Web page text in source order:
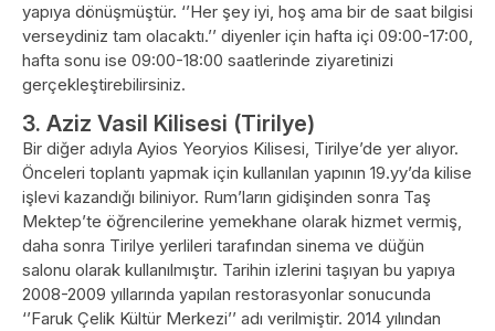
yapıya dönüşmüştür. ‘’Her şey iyi, hoş ama bir de saat bilgisi
verseydiniz tam olacaktı.’’ diyenler için hafta içi 09:00-17:00,
hafta sonu ise 09:00-18:00 saatlerinde ziyaretinizi
gerçekleştirebilirsiniz.
3. Aziz Vasil Kilisesi (Tirilye)
Bir diğer adıyla Ayios Yeoryios Kilisesi, Tirilye’de yer alıyor.
Önceleri toplantı yapmak için kullanılan yapının 19.yy’da kilise
işlevi kazandığı biliniyor. Rum’ların gidişinden sonra Taş
Mektep’te öğrencilerine yemekhane olarak hizmet vermiş,
daha sonra Tirilye yerlileri tarafından sinema ve düğün
salonu olarak kullanılmıştır. Tarihin izlerini taşıyan bu yapıya
2008-2009 yıllarında yapılan restorasyonlar sonucunda
‘’Faruk Çelik Kültür Merkezi’’ adı verilmiştir. 2014 yılından